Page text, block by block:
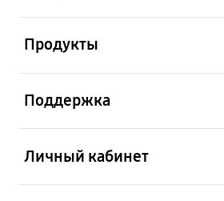
Продукты
Поддержка
Личный кабинет